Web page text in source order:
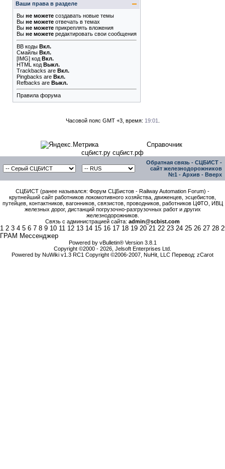
Ваши права в разделе
Вы не можете создавать новые темы
Вы не можете отвечать в темах
Вы не можете прикреплять вложения
Вы не можете редактировать свои сообщения
BB коды Вкл.
Смайлы Вкл.
[IMG] код Вкл.
HTML код Выкл.
Trackbacks are Вкл.
Pingbacks are Вкл.
Refbacks are Выкл.
Правила форума
Часовой пояс GMT +3, время: 19:01
Справочник
сцбист.ру сцбист.рф
Обратная связь - СЦБИСТ -
сайт железнодорожников
№1 - Архив - Вверх
СЦБИСТ (ранее назывался: Форум СЦБистов - Railway Automation Forum) -
крупнейший сайт работников локомотивного хозяйства, движенцев, эсцебистов,
путейцев, контактников, вагонников, связистов, проводников, работников ЦФТО, ИВЦ
железных дорог, дистанций погрузочно-разгрузочных работ и других
железнодорожников.
Связь с администрацией сайта: admin@scbist.com
1 2 3 4 5 6 7 8 9 10 11 12 13 14 15 16 17 18 19 20 21 22 23 24 25 26 27 28
ГРАМ Мессенджер
Powered by vBulletin® Version 3.8.1
Copyright ©2000 - 2026, Jelsoft Enterprises Ltd.
Powered by NuWiki v1.3 RC1 Copyright ©2006-2007, NuHit, LLC Перевод: zCarot